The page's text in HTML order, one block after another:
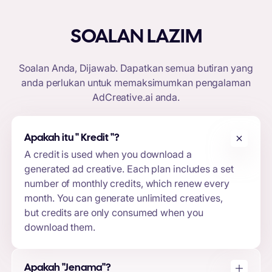
SOALAN LAZIM
Soalan Anda, Dijawab. Dapatkan semua butiran yang
anda perlukan untuk memaksimumkan pengalaman
AdCreative.ai anda.
Apakah itu " Kredit "?
A credit is used when you download a
generated ad creative. Each plan includes a set
number of monthly credits, which renew every
month. You can generate unlimited creatives,
but credits are only consumed when you
download them.
Apakah "Jenama"?